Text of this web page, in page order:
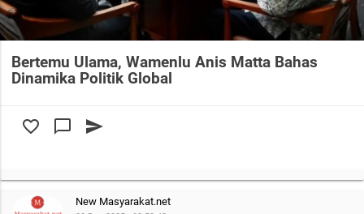
Bertemu Ulama, Wamenlu Anis Matta Bahas
Dinamika Politik Global
favorite_border chat_bubble_outline send
New Masyarakat.net